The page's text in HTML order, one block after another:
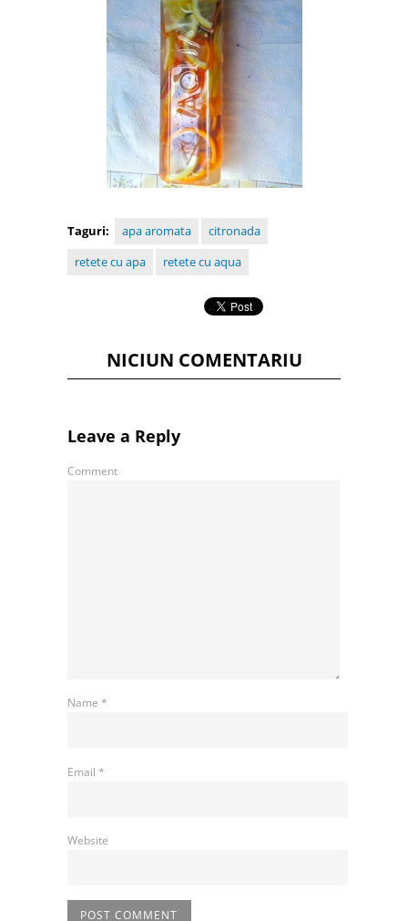
Taguri: apa aromata
citronada
retete cu apa
retete cu aqua
NICIUN COMENTARIU
Leave a Reply
Comment
Name *
Email *
Website